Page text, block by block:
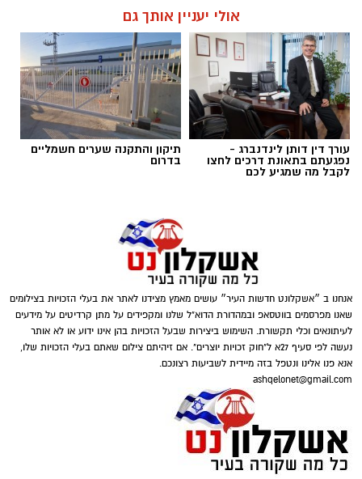
אולי יעניין אותך גם
עורך דין דותן לינדנברג -
נפגעתם בתאונת דרכים לחצו
לקבל מה שמגיע לכם
תיקון והתקנה שערים חשמליים
בדרום
אנחנו ב ״אשקלונט חדשות העיר״ עושים מאמץ מצידנו לאתר את בעלי הזכויות בצילומים
שאנו מפרסמים בווטסאפ ובמהדורת הדוא"ל שלנו ומקפידים על מתן קרדיטים על מידעים
לעיתונאים וכלי תקשורת. השימוש ביצירות שבעל הזכויות בהן אינו ידוע או לא אותר
נעשה לפי סעיף 27א ל"חוק זכויות יוצרים". אם זיהיתם צילום שאתם בעלי הזכויות שלו,
אנא פנו אלינו ונטפל בזה מיידית לשביעות רצונכם.
ashqelonet@gmail.com